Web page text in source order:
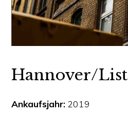
Hannover/List
Ankaufsjahr: 2019